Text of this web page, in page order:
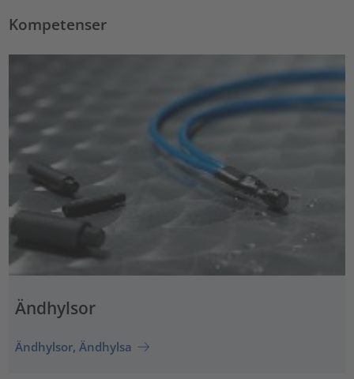
Kompetenser
Ändhylsor
Ändhylsor, Ändhylsa